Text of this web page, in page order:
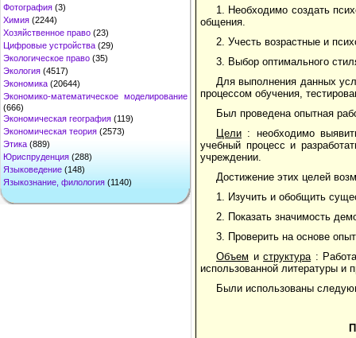
Фотография (3)
Химия (2244)
Хозяйственное право (23)
Цифровые устройства (29)
Экологическое право (35)
Экология (4517)
Экономика (20644)
Экономико-математическое моделирование
(666)
Экономическая география (119)
Экономическая теория (2573)
Этика (889)
Юриспруденция (288)
Языковедение (148)
Языкознание, филология (1140)
1. Необходимо создать
общения.
2. Учесть возрастные и
3. Выбор оптимального
Для выполнения данных
процессом обучения,
Был проведена опытная
Цели : необходимо
учебный процесс и
учреждении.
Достижение этих целей
1. Изучить и обобщить
2. Показать значимость
3. Проверить на основе
Объем иструктура: Работа
использованной литературы и
Были использованы